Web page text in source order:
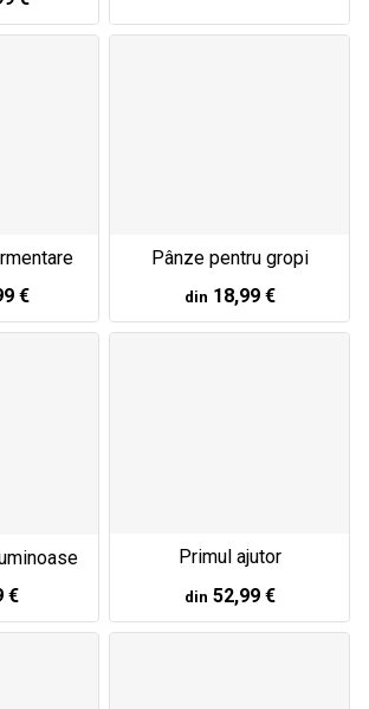
€
Pânze pentru gropi
din 18,99 €
€
Primul ajutor
din 52,99 €